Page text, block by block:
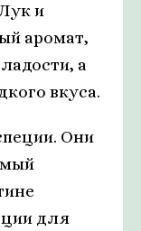
и
аромат,
а
вкуса.
Они
для